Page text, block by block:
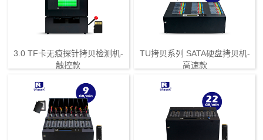
3.0 TF卡无痕探针拷贝检测机-
触控款
TU拷贝系列 SATA硬盘拷贝机-
高速款